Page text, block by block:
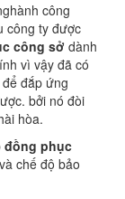
công
công ty được
công sở dành
vì vậy đã có
đắp ứng
bởi nó đòi
hòa.
đồng phục
chế độ bảo